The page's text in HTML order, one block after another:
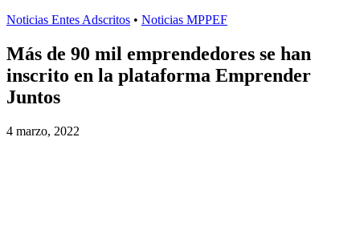
Noticias Entes Adscritos • Noticias MPPEF
Más de 90 mil emprendedores se han
inscrito en la plataforma Emprender
Juntos
4 marzo, 2022